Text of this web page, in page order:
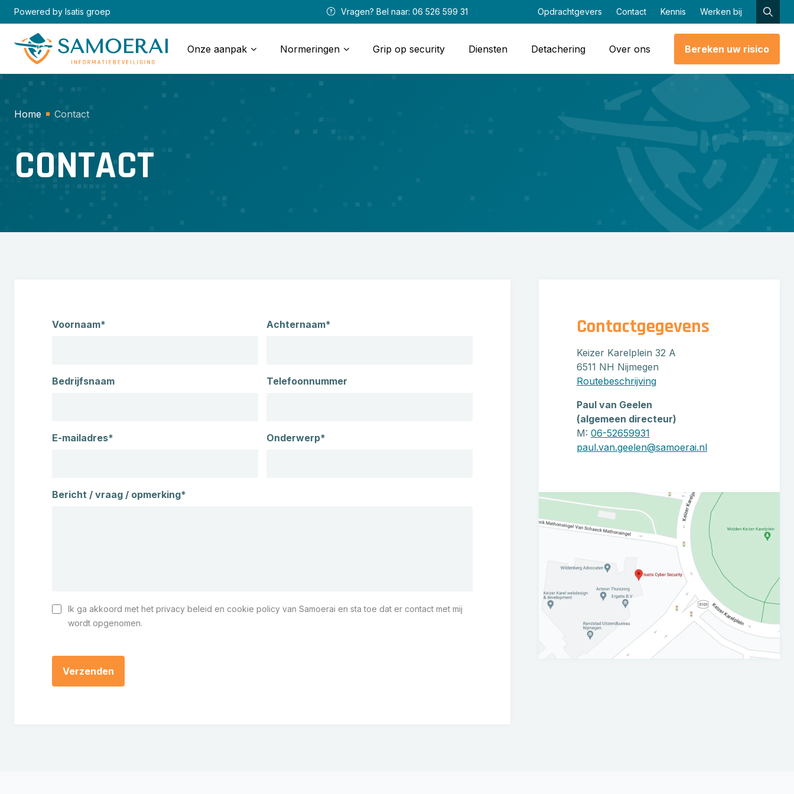
Skip
to
content
Powered by Isatis groep Vragen? Bel naar: 06 526 599 31 Opdrachtgevers Contact Kennis Werken bij
Onze aanpak Normeringen Grip op security Diensten Detachering Over ons Bereken uw risico
Home Contact
CONTACT
Naam
Voornaam* Achternaam*
Bedrijfsnaam Telefoonnummer
E-mailadres* Onderwerp*
Bericht / vraag / opmerking*
Instemming
Ik ga akkoord met het privacy beleid en cookie policy van Samoerai en sta toe dat er contact met mij
wordt opgenomen.
Contactgegevens
Keizer Karelplein 32 A
6511 NH Nijmegen
Routebeschrijving
Paul van Geelen
(algemeen directeur)
M: 06-52659931
paul.van.geelen@samoerai.nl